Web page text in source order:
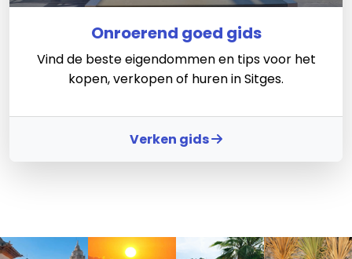
Onroerend goed gids
Vind de beste eigendommen en tips voor het
kopen, verkopen of huren in Sitges.
Verken gids